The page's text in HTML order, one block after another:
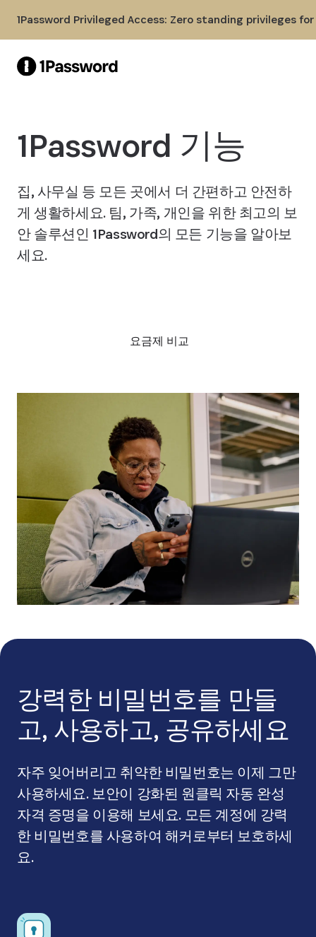
1Password Privileged Access: Zero standing privileges
1Password 기능
집, 사무실 등 모든 곳에서 더 간편하고 안전하
게 생활하세요. 팀, 가족, 개인을 위한 최고의 보
안 솔루션인 1Password의 모든 기능을 알아보
세요.
요금제 비교
강력한 비밀번호를 만들
고, 사용하고, 공유하세요
자주 잊어버리고 취약한 비밀번호는 이제 그만
사용하세요. 보안이 강화된 원클릭 자동 완성
자격 증명을 이용해 보세요. 모든 계정에 강력
한 비밀번호를 사용하여 해커로부터 보호하세
요.